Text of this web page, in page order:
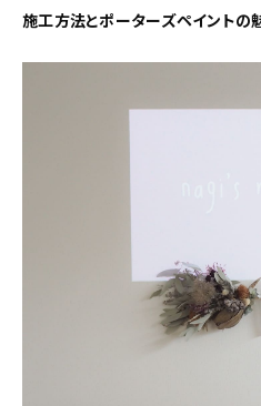
施工方法とポーターズペイントの